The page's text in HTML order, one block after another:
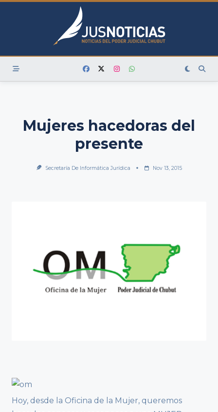
Skip
Mujeres hacedoras del
presente
Secretaría De Informática Jurídica Nov 13, 2015
Hoy, desde la Oficina de la Mujer, queremos